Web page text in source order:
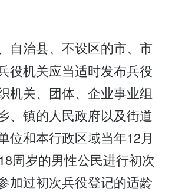
自治县、不设区的市、市
役机关应当适时发布兵役
机关、团体、企业事业组
、镇的人民政府以及街道
位和本行政区域当年12月
周岁的男性公民进行初次
加过初次兵役登记的适龄